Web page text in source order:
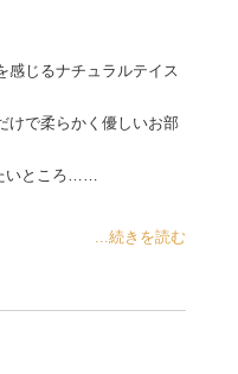
感じるナチュラルテイス
けで柔らかく優しいお部
いところ……
...続きを読む